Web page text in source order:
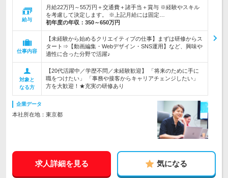
給与
月給22万円～55万円＋交通費＋諸手当＋賞与 ※経験やスキル
を考慮して決定します。 ※上記月給には固定…
初年度の年収： 350～650万円
仕事内容
【未経験から始めるクリエイティブの仕事】まずは研修からス
タート⇒【動画編集・Webデザイン・SNS運用】など、興味や
適性に合った分野で活躍♪
対象と
なる方
【20代活躍中／学歴不問／未経験歓迎】 「将来のために手に
職をつけたい」 「事務や接客からキャリアチェンジしたい」
方を大歓迎！★充実の研修あり
企業データ
本社所在地：東京都
求人詳細を見る 気になる